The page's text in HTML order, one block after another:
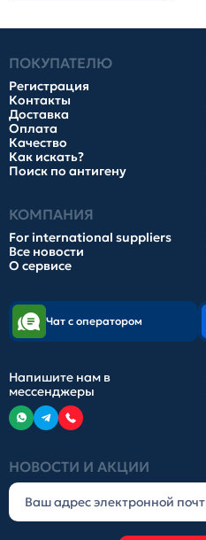
ПОКУПАТЕЛЮ
Регистрация
Контакты
Доставка
Оплата
Качество
Как искать?
Поиск по антигену
КОМПАНИЯ
For international suppliers
Все новости
О сервисе
НОВОСТИ И АКЦИИ
Чат с оператором
Напишите нам в
мессенджеры